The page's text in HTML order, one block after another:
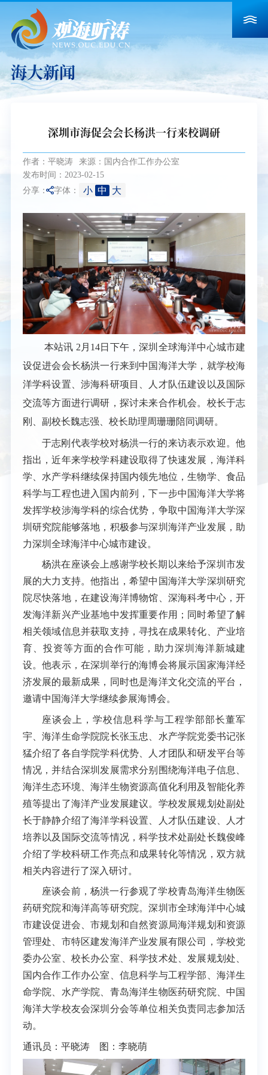
海大新闻
深圳市海促会会长杨洪一行来校调研
作者：平晓涛
来源：国内合作工作办公室
发布时间：2023-02-15
分享： 字体： 小 中 大
本站讯 2月14日下午，深圳全球海洋中心城市建
设促进会会长杨洪一行来到中国海洋大学，就学校海
洋学科设置、涉海科研项目、人才队伍建设以及国际
交流等方面进行调研，探讨未来合作机会。校长于志
刚、副校长魏志强、校长助理周珊珊陪同调研。
于志刚代表学校对杨洪一行的来访表示欢迎。他
指出，近年来学校学科建设取得了快速发展，海洋科
学、水产学科继续保持国内领先地位，生物学、食品
科学与工程也进入国内前列，下一步中国海洋大学将
发挥学校涉海学科的综合优势，争取中国海洋大学深
圳研究院能够落地，积极参与深圳海洋产业发展，助
力深圳全球海洋中心城市建设。
杨洪在座谈会上感谢学校长期以来给予深圳市发
展的大力支持。他指出，希望中国海洋大学深圳研究
院尽快落地，在建设海洋博物馆、深海科考中心，开
发海洋新兴产业基地中发挥重要作用；同时希望了解
相关领域信息并获取支持，寻找在成果转化、产业培
育、投资等方面的合作可能，助力深圳海洋新城建
设。他表示，在深圳举行的海博会将展示国家海洋经
济发展的最新成果，同时也是海洋文化交流的平台，
邀请中国海洋大学继续参展海博会。
座谈会上，学校信息科学与工程学部部长董军
宇、海洋生命学院院长张玉忠、水产学院党委书记张
猛介绍了各自学院学科优势、人才团队和研发平台等
情况，并结合深圳发展需求分别围绕海洋电子信息、
海洋生态环境、海洋生物资源高值化利用及智能化养
殖等提出了海洋产业发展建议。学校发展规划处副处
长于静静介绍了海洋学科设置、人才队伍建设、人才
培养以及国际交流等情况，科学技术处副处长魏俊峰
介绍了学校科研工作亮点和成果转化等情况，双方就
相关内容进行了深入研讨。
座谈会前，杨洪一行参观了学校青岛海洋生物医
药研究院和海洋高等研究院。深圳市全球海洋中心城
市建设促进会、市规划和自然资源局海洋规划和资源
管理处、市特区建发海洋产业发展有限公司，学校党
委办公室、校长办公室、科学技术处、发展规划处、
国内合作工作办公室、信息科学与工程学部、海洋生
命学院、水产学院、青岛海洋生物医药研究院、中国
海洋大学校友会深圳分会等单位相关负责同志参加活
动。
通讯员：平晓涛 图：李晓萌